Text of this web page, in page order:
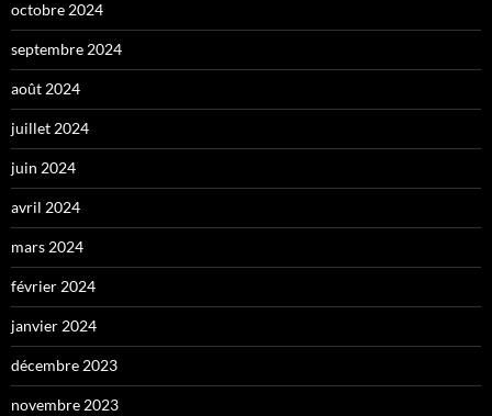
octobre 2024
septembre 2024
août 2024
juillet 2024
juin 2024
avril 2024
mars 2024
février 2024
janvier 2024
décembre 2023
novembre 2023